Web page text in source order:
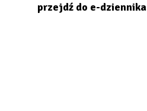
przejdź do e-dziennika